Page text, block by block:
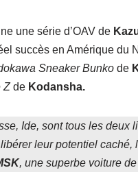
une série d’OAV de
succès en Amérique du
Sneaker Bunko de
Zde Kodansha.
Ide, sont tous les deux
leur potentiel
, une superbe voiture